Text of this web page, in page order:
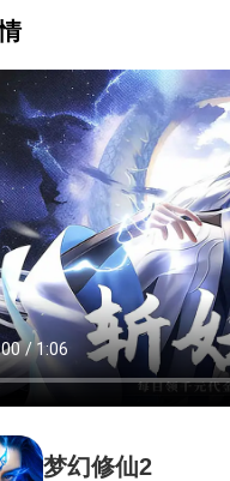
梦幻修仙2